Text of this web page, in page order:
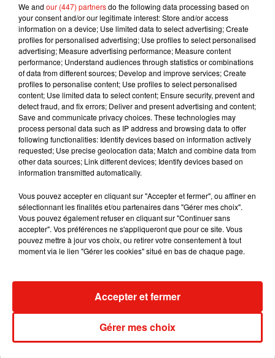
Musique
Il y a 10 ans, DJ Snake changeait de
dimension avec son premier...
Fred again.. et Latin Mafia dévoilent enfin
leur mixtape créée en...
31 juillet 2026
Swedish House Mafia et Lykke Li
dévoilent « Happiness Is So Sad »
We and our (447) partnersdo the following data processing based on
your consent and/or our legitimate interest: Store and/or access
information on a device; Use limited data to select advertising; Create
profiles for personalised advertising; Use profiles to select personalised
advertising; Measure advertising performance; Measure content
performance; Understand audiences through statistics or combinations
of data from different sources; Develop and improve services; Create
profiles to personalise content; Use profiles to select personalised
content; Use limited data to select content; Ensure security, prevent and
detect fraud, and fix errors; Deliver and present advertising and content;
Save and communicate privacy choices. These technologies may
process personal data such as IP address and browsing data to offer
following functionalities: Identify devices based on information actively
requested; Use precise geolocation data; Match and combine data from
other data sources; Link different devices; Identify devices based on
information transmitted automatically.
Vous pouvez accepter en cliquant sur "Accepter et fermer", ou affiner en
sélectionnant les finalités et/ou partenaires dans "Gérer mes choix".
Vous pouvez également refuser en cliquant sur "Continuer sans
accepter". Vos préférences ne s'appliqueront que pour ce site. Vous
pouvez mettre à jour vos choix, ou retirer votre consentement à tout
moment via le lien "Gérer les cookies" situé en bas de chaque page.
Gérer mes choix
Accepter et fermer